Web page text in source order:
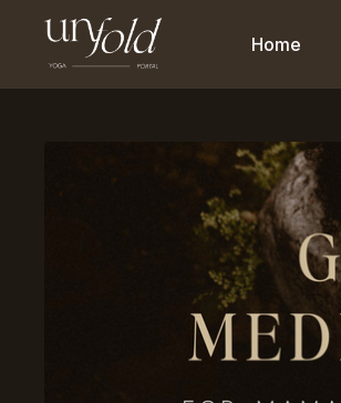
Home